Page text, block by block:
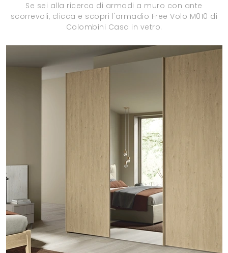
Se sei alla ricerca di armadi a muro con ante
scorrevoli, clicca e scopri l'armadio Free Volo M010 di
Colombini Casa in vetro.